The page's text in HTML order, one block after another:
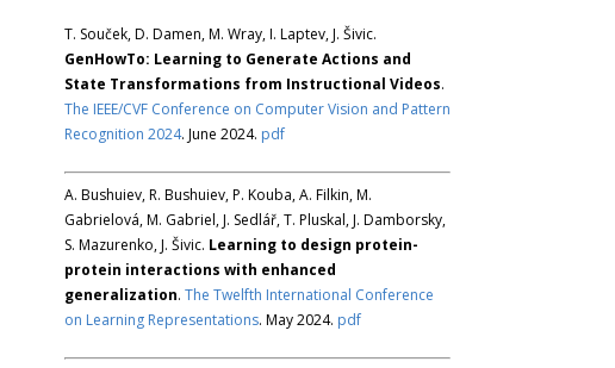
T. Souček, D. Damen, M. Wray, I. Laptev, J. Šivic.
GenHowTo: Learning to Generate Actions and
State Transformations from Instructional Videos.
The IEEE/CVF Conference on Computer Vision and Pattern
Recognition 2024. June 2024. pdf
A. Bushuiev, R. Bushuiev, P. Kouba, A. Filkin, M.
Gabrielová, M. Gabriel, J. Sedlář, T. Pluskal, J. Damborsky,
S. Mazurenko, J. Šivic. Learning to design protein-
protein interactions with enhanced
generalization. The Twelfth International Conference
on Learning Representations. May 2024. pdf